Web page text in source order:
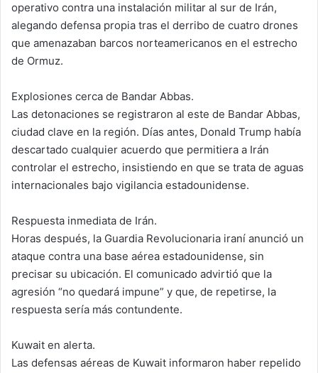
operativo contra una instalación militar al sur de Irán,
alegando defensa propia tras el derribo de cuatro drones
que amenazaban barcos norteamericanos en el estrecho
de Ormuz.
Explosiones cerca de Bandar Abbas.
Las detonaciones se registraron al este de Bandar Abbas,
ciudad clave en la región. Días antes, Donald Trump había
descartado cualquier acuerdo que permitiera a Irán
controlar el estrecho, insistiendo en que se trata de aguas
internacionales bajo vigilancia estadounidense.
Respuesta inmediata de Irán.
Horas después, la Guardia Revolucionaria iraní anunció un
ataque contra una base aérea estadounidense, sin
precisar su ubicación. El comunicado advirtió que la
agresión “no quedará impune” y que, de repetirse, la
respuesta sería más contundente.
Kuwait en alerta.
Las defensas aéreas de Kuwait informaron haber repelido